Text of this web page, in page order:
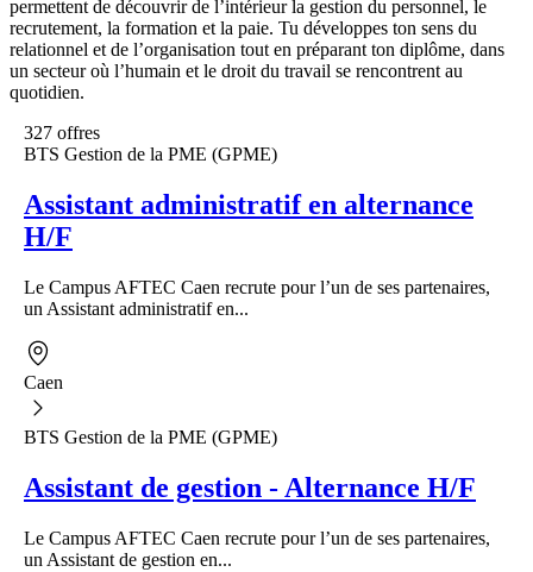
permettent de découvrir de l’intérieur la gestion du personnel, le
recrutement, la formation et la paie. Tu développes ton sens du
relationnel et de l’organisation tout en préparant ton diplôme, dans
un secteur où l’humain et le droit du travail se rencontrent au
quotidien.
327 offres
BTS Gestion de la PME (GPME)
Assistant administratif en alternance
H/F
Le Campus AFTEC Caen recrute pour l’un de ses partenaires,
un Assistant administratif en...
Caen
BTS Gestion de la PME (GPME)
Assistant de gestion - Alternance H/F
Le Campus AFTEC Caen recrute pour l’un de ses partenaires,
un Assistant de gestion en...